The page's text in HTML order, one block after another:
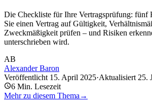
Die Checkliste für Ihre Vertragsprüfung: fünf
Sie einen Vertrag auf Gültigkeit,
Zweckmäßigkeit prüfen – und Risiken
unterschrieben wird.
AB
Alexander Baron
Veröffentlicht 15. April 2025·Aktualisiert 25.
6 Min. Lesezeit
Mehr zu diesem Thema →